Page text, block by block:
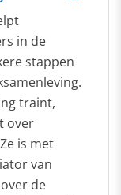
in de
stappen
traint,
over
is met
van
de